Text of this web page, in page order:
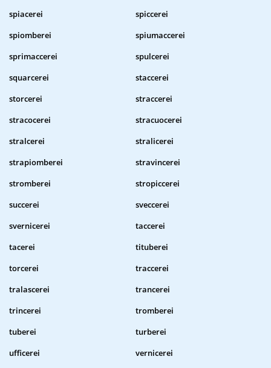
spiacerei
spiccerei
spiomberei
spiumaccerei
sprimaccerei
spulcerei
squarcerei
staccerei
storcerei
straccerei
stracocerei
stracuocerei
stralcerei
stralicerei
strapiomberei
stravincerei
stromberei
stropiccerei
succerei
sveccerei
svernicerei
taccerei
tacerei
tituberei
torcerei
traccerei
tralascerei
trancerei
trincerei
tromberei
tuberei
turberei
ufficerei
vernicerei